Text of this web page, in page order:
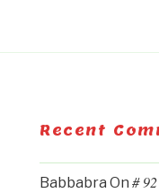
Recent
Babbabra On #